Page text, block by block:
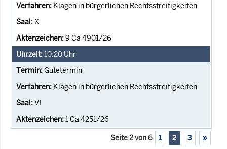
Klagen in bürgerlichen Rechtsstreitigkeiten
X
9 Ca 4901/26
10:20 Uhr
Gütetermin
Klagen in bürgerlichen Rechtsstreitigkeiten
VI
1 Ca 4251/26
Seite 2 von 6 1 2 3 »